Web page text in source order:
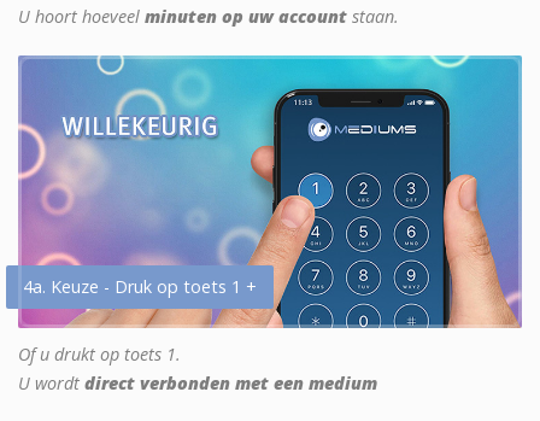
U hoort hoeveel minuten op uw account staan.
4a. Keuze - Druk op toets 1 +
Of u drukt op toets 1.
U wordt direct verbonden met een medium